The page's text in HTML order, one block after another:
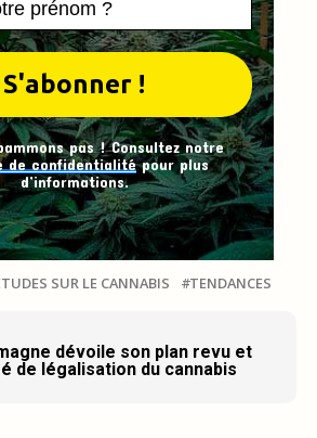
pas ! Consultez notre
de confidentialitépour plus
d’informations.
SUR LE CANNABIS TENDANCES
dévoile son plan revu et
de légalisation du cannabis